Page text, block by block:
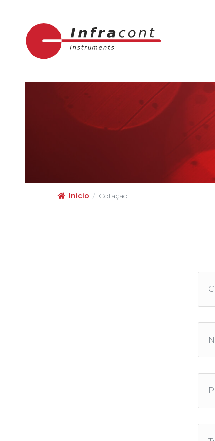
Inicio Cotação